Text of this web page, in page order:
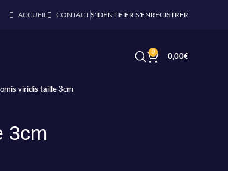
ACCUEIL CONTACTS'IDENTIFIER S'ENREGISTRER
0
0,00€
viridis taille 3cm
3cm